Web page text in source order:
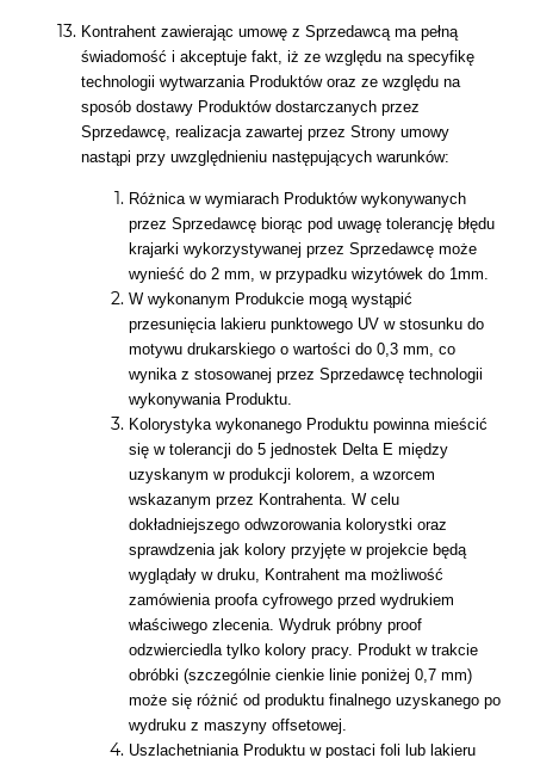
Kontrahent zawierając umowę z Sprzedawcą ma pełną
świadomość i akceptuje fakt, iż ze względu na specyfikę
technologii wytwarzania Produktów oraz ze względu na
sposób dostawy Produktów dostarczanych przez
Sprzedawcę, realizacja zawartej przez Strony umowy
nastąpi przy uwzględnieniu następujących warunków:
Różnica w wymiarach Produktów wykonywanych
przez Sprzedawcę biorąc pod uwagę tolerancję błędu
krajarki wykorzystywanej przez Sprzedawcę może
wynieść do 2 mm, w przypadku wizytówek do 1mm.
W wykonanym Produkcie mogą wystąpić
przesunięcia lakieru punktowego UV w stosunku do
motywu drukarskiego o wartości do 0,3 mm, co
wynika z stosowanej przez Sprzedawcę technologii
wykonywania Produktu.
Kolorystyka wykonanego Produktu powinna mieścić
się w tolerancji do 5 jednostek Delta E między
uzyskanym w produkcji kolorem, a wzorcem
wskazanym przez Kontrahenta. W celu
dokładniejszego odwzorowania kolorystki oraz
sprawdzenia jak kolory przyjęte w projekcie będą
wyglądały w druku, Kontrahent ma możliwość
zamówienia proofa cyfrowego przed wydrukiem
właściwego zlecenia. Wydruk próbny proof
odzwierciedla tylko kolory pracy. Produkt w trakcie
obróbki (szczególnie cienkie linie poniżej 0,7 mm)
może się różnić od produktu finalnego uzyskanego po
wydruku z maszyny offsetowej.
Uszlachetniania Produktu w postaci foli lub lakieru